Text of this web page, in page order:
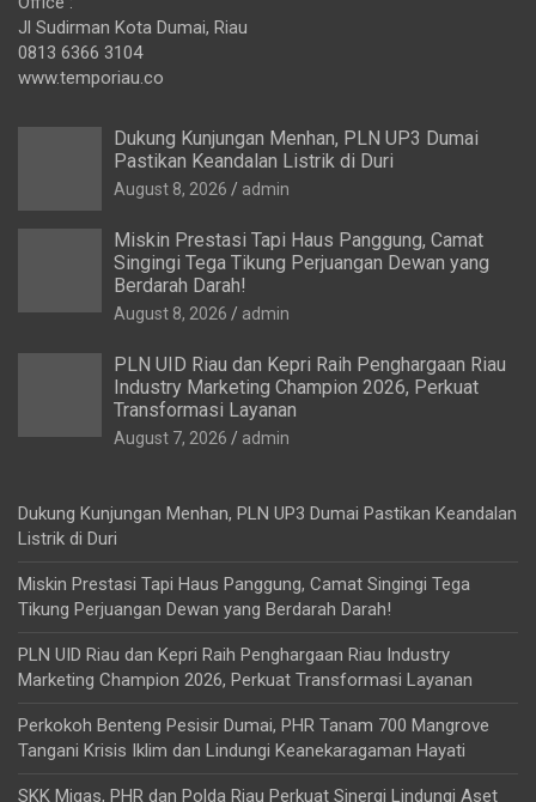
Jl Sudirman Kota Dumai, Riau
0813 6366 3104
www.temporiau.co
Dukung Kunjungan Menhan, PLN UP3 Dumai
Pastikan Keandalan Listrik di Duri
August 8, 2026 admin
Miskin Prestasi Tapi Haus Panggung, Camat
Singingi Tega Tikung Perjuangan Dewan yang
Berdarah Darah!
August 8, 2026 admin
PLN UID Riau dan Kepri Raih Penghargaan Riau
Industry Marketing Champion 2026, Perkuat
Transformasi Layanan
August 7, 2026 admin
Dukung Kunjungan Menhan, PLN UP3 Dumai Pastikan Keandalan
Listrik di Duri
Miskin Prestasi Tapi Haus Panggung, Camat Singingi Tega
Tikung Perjuangan Dewan yang Berdarah Darah!
PLN UID Riau dan Kepri Raih Penghargaan Riau Industry
Marketing Champion 2026, Perkuat Transformasi Layanan
Perkokoh Benteng Pesisir Dumai, PHR Tanam 700 Mangrove
Tangani Krisis Iklim dan Lindungi Keanekaragaman Hayati
SKK Migas, PHR dan Polda Riau Perkuat Sinergi Lindungi Aset